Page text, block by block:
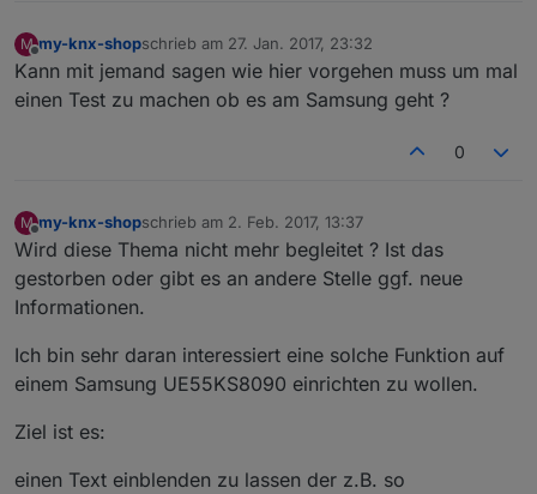
M my-knx-shopschrieb am 27. Jan. 2017, 23:32
zuletzt editiert von
Kann mit jemand sagen wie hier vorgehen muss um mal
einen Test zu machen ob es am Samsung geht ?
0
M
Offline
my-knx-shopschrieb am 2. Feb. 2017, 13:37
zuletzt editiert von
Wird diese Thema nicht mehr begleitet ? Ist das
gestorben oder gibt es an andere Stelle ggf. neue
Informationen.
Ich bin sehr daran interessiert eine solche Funktion auf
einem Samsung UE55KS8090 einrichten zu wollen.
Ziel ist es:
einen Text einblenden zu lassen der z.B. so